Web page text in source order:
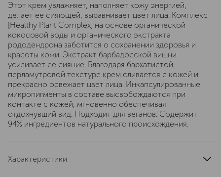
Этот крем увлажняет, наполняет кожу энергией,
делает ее сияющей, выравнивает цвет лица. Комплекс
[Healthy Plant Complex] на основе органической
кокосовой воды и органического экстракта
рододендрона заботится о сохранении здоровья и
красоты кожи. Экстракт барбадосской вишни
усиливает ее сияние. Благодаря бархатистой,
перламутровой текстуре крем сливается с кожей и
прекрасно освежает цвет лица. Инкапсулированные
микропигменты в составе высвобождаются при
контакте с кожей, мгновенно обеспечивая
отдохнувший вид. Подходит для веганов. Содержит
94% ингредиентов натурального происхождения.
Характеристики